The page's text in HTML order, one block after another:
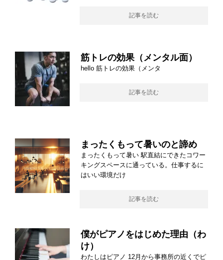
記事を読む
筋トレの効果（メンタル面）
hello 筋トレの効果（メンタ
記事を読む
まったくもって暑いのと諦め
まったくもって暑い 駅直結にできたコワー
キングスペースに通っている。仕事するに
はいい環境だけ
記事を読む
僕がピアノをはじめた理由（わ
け）
わたしはピアノ 12月から事務所の近くでピ